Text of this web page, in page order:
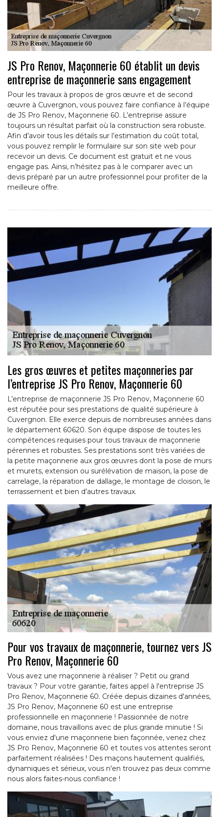
JS Pro Renov, Maçonnerie 60 établit un devis
entreprise de maçonnerie sans engagement
Pour les travaux à propos de gros œuvre et de second
œuvre à Cuvergnon, vous pouvez faire confiance à l’équipe
de JS Pro Renov, Maçonnerie 60. L’entreprise assure
toujours un résultat parfait où la construction sera robuste.
Afin d’avoir tous les détails sur l’estimation du coût total,
vous pouvez remplir le formulaire sur son site web pour
recevoir un devis. Ce document est gratuit et ne vous
engage pas. Ainsi, n’hésitez pas à le comparer avec un
devis préparé par un autre professionnel pour profiter de la
meilleure offre.
Les gros œuvres et petites maçonneries par
l’entreprise JS Pro Renov, Maçonnerie 60
L’entreprise de maçonnerie JS Pro Renov, Maçonnerie 60
est réputée pour ses prestations de qualité supérieure à
Cuvergnon. Elle exerce depuis de nombreuses années dans
le département 60620. Son équipe dispose de toutes les
compétences requises pour tous travaux de maçonnerie
pérennes et robustes. Ses prestations sont très variées de
la petite maçonnerie aux gros œuvres dont la pose de murs
et murets, extension ou surélévation de maison, la pose de
carrelage, la réparation de dallage, le montage de cloison, le
terrassement et bien d’autres travaux.
Pour vos travaux de maçonnerie, tournez vers JS
Pro Renov, Maçonnerie 60
Vous avez une maçonnerie à réaliser ? Petit ou grand
travaux ? Pour votre garantie, faites appel à l'entreprise JS
Pro Renov, Maçonnerie 60. Créée depuis dizaines d'années,
JS Pro Renov, Maçonnerie 60 est une entreprise
professionnelle en maçonnerie ! Passionnée de notre
domaine, nous travaillons avec de plus grande minutie ! Si
vous enviez d'une maçonnerie bien façonnée, venez chez
JS Pro Renov, Maçonnerie 60 et toutes vos attentes seront
parfaitement réalisées ! Des maçons hautement qualifiés,
dynamiques et sérieux, vous n'en trouvez pas deux comme
nous alors faites-nous confiance !